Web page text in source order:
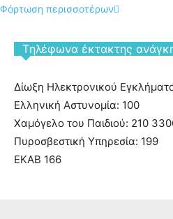
Φόρτωση περισσοτέρων
Tηλέφωνα έκτακτης
Δίωξη Ηλεκτρονικού
Ελληνική Αστυνομία: 100
Χαμόγελο του Παιδιού: 210
Πυροσβεστική Υπηρεσία: 199
ΕΚΑΒ 166